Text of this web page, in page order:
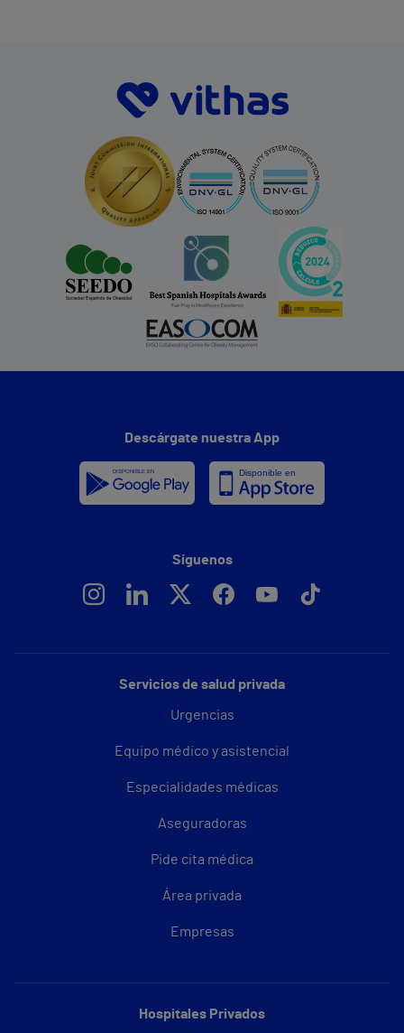
Servicios de salud privada
Urgencias
Equipo médico y asistencial
Especialidades médicas
Aseguradoras
Pide cita médica
Área privada
Empresas
Hospitales Privados
Descárgate nuestra App
Síguenos